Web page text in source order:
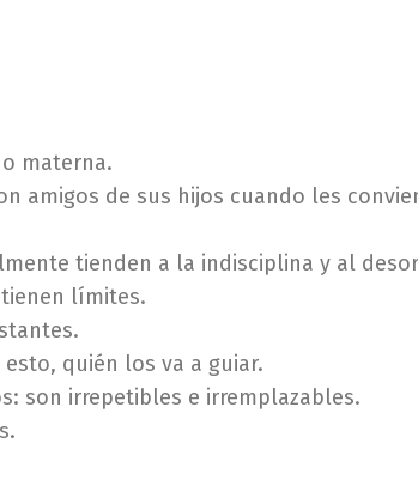
materna.
amigos de sus hijos cuando les
tienden a la indisciplina y al
límites.
quién los va a guiar.
son irrepetibles e irremplazables.